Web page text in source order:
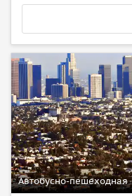
Автобусно-пешеходная